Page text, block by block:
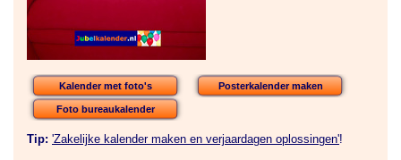
Kalender met foto's Posterkalender maken
Foto bureaukalender
Tip: 'Zakelijke kalender maken en verjaardagen oplossingen'!